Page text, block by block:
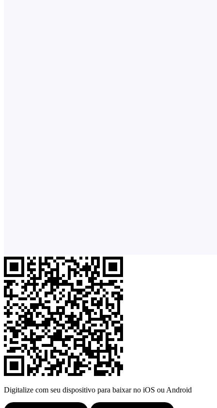
Digitalize com seu dispositivo para baixar no iOS ou Android